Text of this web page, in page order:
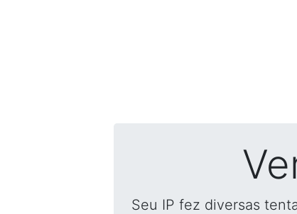
Seu IP fez diversas